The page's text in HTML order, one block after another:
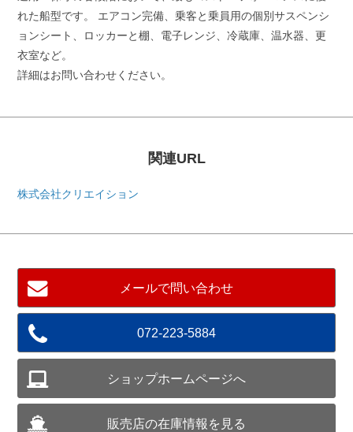
れた船型です。 エアコン完備、乗客と乗員用の個別サスペンシ
ョンシート、ロッカーと棚、電子レンジ、冷蔵庫、温水器、更
衣室など。
詳細はお問い合わせください。
関連URL
株式会社クリエイション
メールで問い合わせ
072-223-5884
ショップホームページへ
販売店の在庫情報を見る